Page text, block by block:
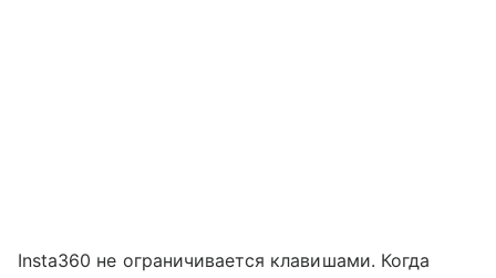
Insta360 не ограничивается клавишами. Когда